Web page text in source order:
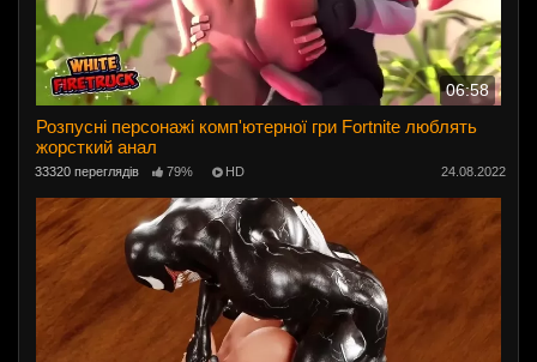
06:58
Розпусні персонажі комп'ютерної гри Fortnite люблять
жорсткий анал
33320 переглядів 79% HD 24.08.2022